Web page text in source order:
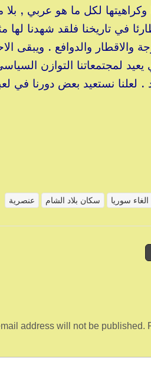
وكراهيتها لكل ما هو عربي ,
في تاريخنا فلقد شهدنا لها
والاقطار والدوافع . ويبقى
لمجتمعاتنا التوازن السياسي
. لعلنا نستعيد بعض دورنا في
الغاء سوريا سكان بلاد الشام عنصرية
address will not be published.